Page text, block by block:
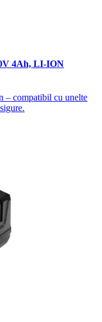
4Ah, LI-ION
compatibil cu unelte